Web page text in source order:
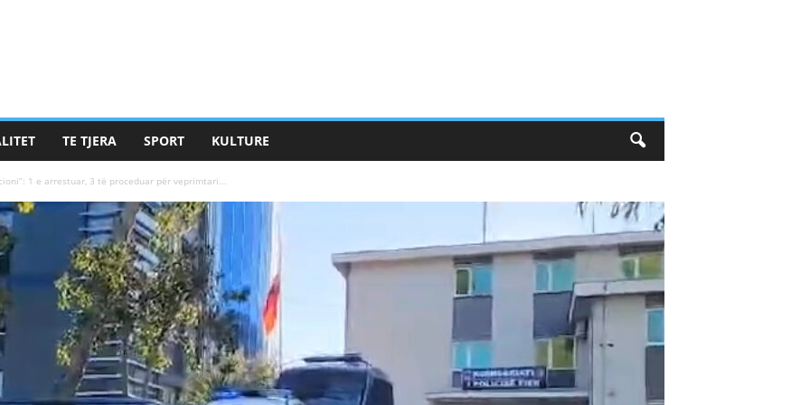
TE TJERA SPORT KULTURE
1 e arrestuar, 3 të proceduar për veprimtari...